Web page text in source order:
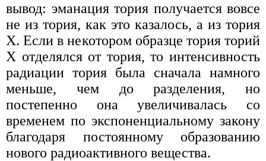
вывод: эманация тория получается вовсе
не из тория, как это казалось, а из тория
X. Если в некотором образце тория торий
X отделялся от тория, то интенсивность
радиации тория была сначала намного
меньше, чем до разделения, но
постепенно она увеличивалась со
временем по экспоненциальному закону
благодаря постоянному образованию
нового радиоактивного вещества.